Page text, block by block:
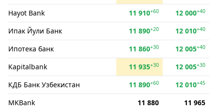
Hayot Bank 11 910+60 12 000+40
Ипак Йули Банк 11 890+20 12 010+40
Ипотека банк 11 860+30 12 005+40
Kapitalbank 11 935+30 12 005+30
КДБ Банк Узбекистан 11 890+60 12 010+45
MKBank 11 880
11 965